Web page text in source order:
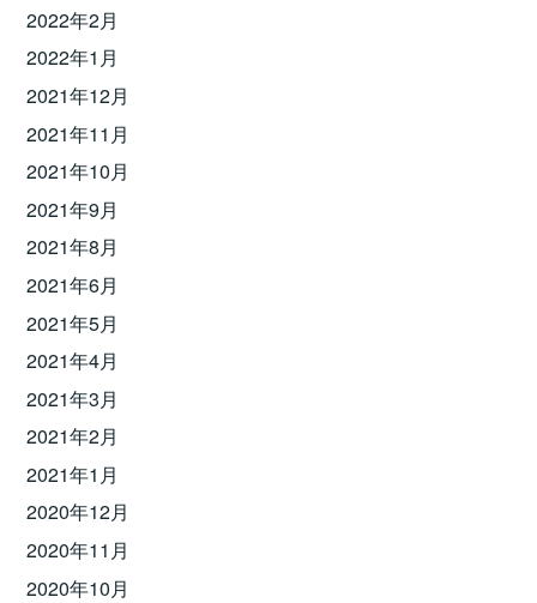
2022年2月
2022年1月
2021年12月
2021年11月
2021年10月
2021年9月
2021年8月
2021年6月
2021年5月
2021年4月
2021年3月
2021年2月
2021年1月
2020年12月
2020年11月
2020年10月